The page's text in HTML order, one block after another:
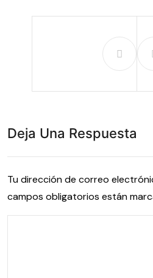
Deja Una Respuesta
Tu dirección de correo
campos obligatorios están